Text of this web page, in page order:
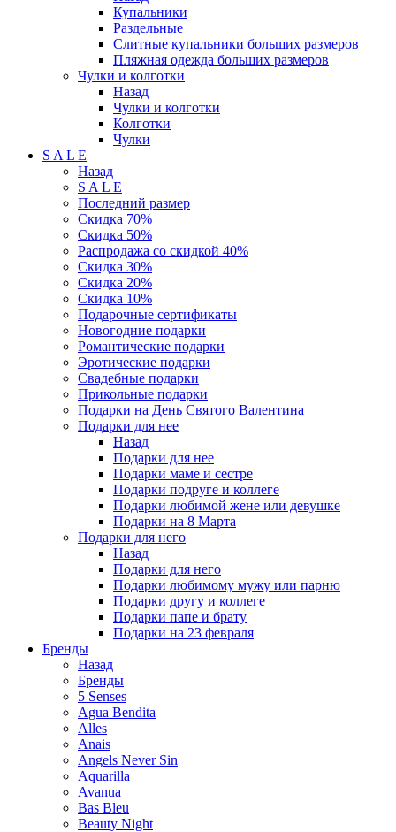
Купальники
Раздельные
Слитные купальники больших размеров
Пляжная одежда больших размеров
Чулки и колготки
Назад
Чулки и колготки
Колготки
Чулки
S A L E
Назад
S A L E
Последний размер
Скидка 70%
Скидка 50%
Распродажа со скидкой 40%
Скидка 30%
Скидка 20%
Скидка 10%
Подарочные сертификаты
Новогодние подарки
Романтические подарки
Эротические подарки
Свадебные подарки
Прикольные подарки
Подарки на День Святого Валентина
Подарки для нее
Назад
Подарки для нее
Подарки маме и сестре
Подарки подруге и коллеге
Подарки любимой жене или девушке
Подарки на 8 Марта
Подарки для него
Назад
Подарки для него
Подарки любимому мужу или парню
Подарки другу и коллеге
Подарки папе и брату
Подарки на 23 февраля
Бренды
Назад
Бренды
5 Senses
Agua Bendita
Alles
Anais
Angels Never Sin
Aquarilla
Avanua
Bas Bleu
Beauty Night